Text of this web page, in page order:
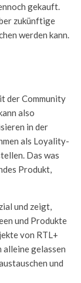
gekauft.
zukünftige
werden kann.
der Community
also
in der
als Loyality-
Das was
Produkt,
und zeigt,
und Produkte
von RTL+
alleine gelassen
und